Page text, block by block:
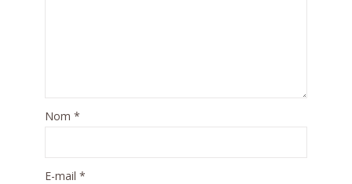
Nom *
E-mail *